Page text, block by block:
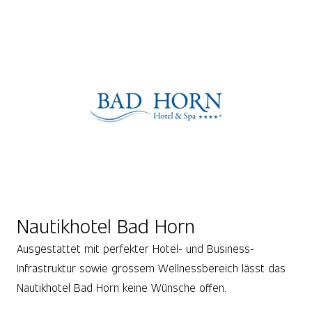
Nautikhotel Bad Horn
Ausgestattet mit perfekter Hotel- und Business-
Infrastruktur sowie grossem Wellnessbereich lässt das
Nautikhotel Bad Horn keine Wünsche offen.